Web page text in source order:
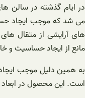
در ایام گذشته در سالن
می شد که موجب ایجاد
های آرایشی از متقال
مانع از ایجاد حساسیت و
به همین دلیل موجب
است. این محصول در ابعاد